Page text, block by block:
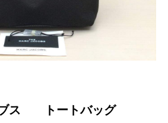
ブス トートバッグ